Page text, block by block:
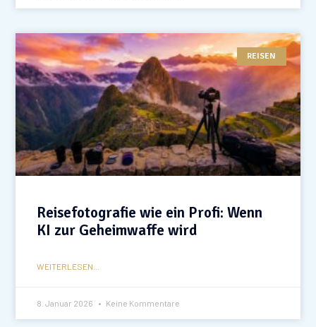
REISEN
Reisefotografie wie ein Profi: Wenn
KI zur Geheimwaffe wird
WEITERLESEN...
8. Januar 2026 Keine Kommentare